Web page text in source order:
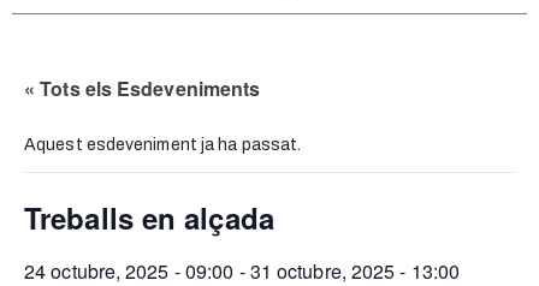
« Tots els Esdeveniments
Aquest esdeveniment ja ha passat.
Treballs en alçada
24 octubre, 2025 - 09:00 -31 octubre, 2025 - 13:00